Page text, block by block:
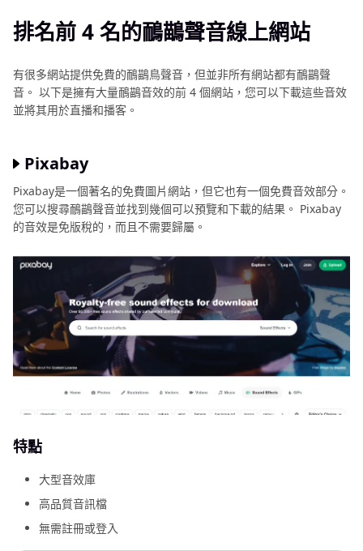
是什麼優點讓 HitPaw VoicePea如此受歡迎
結論
排名前 4 名的鴯鶓聲音線上網站
有很多網站提供免費的鴯鶓鳥聲音，但並非所有網站都有鴯鶓聲
音。 以下是擁有大量鴯鶓音效的前 4 個網站，您可以下載這些音效
並將其用於直播和播客。
Pixabay
Pixabay是一個著名的免費圖片網站，但它也有一個免費音效部分。
您可以搜尋鴯鶓聲音並找到幾個可以預覽和下載的結果。 Pixabay
的音效是免版稅的，而且不需要歸屬。
特點
大型音效庫
高品質音訊檔
無需註冊或登入